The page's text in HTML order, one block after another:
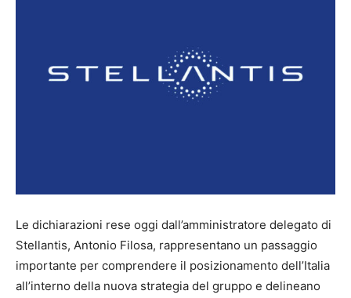
Le dichiarazioni rese oggi dall’amministratore delegato di
Stellantis, Antonio Filosa, rappresentano un passaggio
importante per comprendere il posizionamento dell’Italia
all’interno della nuova strategia del gruppo e delineano